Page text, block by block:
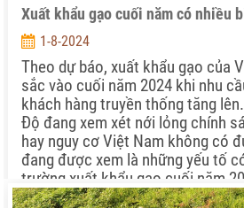
Xuất khẩu gạo cuối năm có nhiều
1-8-2024
Theo dự báo, xuất khẩu gạo của
sắc vào cuối năm 2024 khi nhu
khách hàng truyền thống tăng
Độ đang xem xét nới lỏng chính
hay nguy cơ Việt Nam không có
đang được xem là những yếu tố
trường xuất khẩu gạo cuối năm
động…